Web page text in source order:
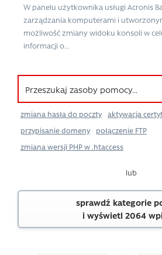
W panelu użytkownika usługi Acronis
zarządzania komputerami i
możliwość zmiany widoku konsoli w
informacji o...
zmiana hasła do poczty
aktywacja
przypisanie domeny
połączenie FTP
zmiana wersji PHP w .htaccess
lub
sprawdź kategorie
i wyświetl 2064